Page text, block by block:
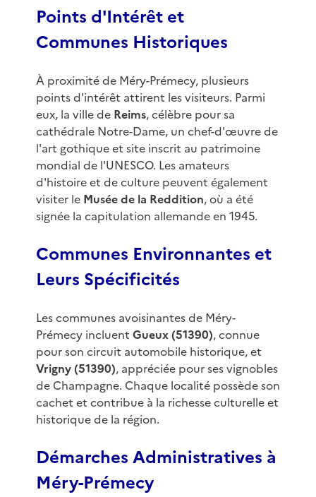
Points d'Intérêt et
Communes Historiques
À proximité de Méry-Prémecy, plusieurs
points d'intérêt attirent les visiteurs. Parmi
eux, la ville de Reims, célèbre pour sa
cathédrale Notre-Dame, un chef-d'œuvre de
l'art gothique et site inscrit au patrimoine
mondial de l'UNESCO. Les amateurs
d'histoire et de culture peuvent également
visiter le Musée de la Reddition, où a été
signée la capitulation allemande en 1945.
Communes Environnantes et
Leurs Spécificités
Les communes avoisinantes de Méry-
Prémecy incluent Gueux (51390), connue
pour son circuit automobile historique, et
Vrigny (51390), appréciée pour ses vignobles
de Champagne. Chaque localité possède son
cachet et contribue à la richesse culturelle et
historique de la région.
Démarches Administratives à
Méry-Prémecy